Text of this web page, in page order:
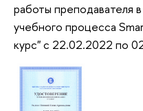
работы преподавателя
учебного процесса
курс" с 22.02.2022 по